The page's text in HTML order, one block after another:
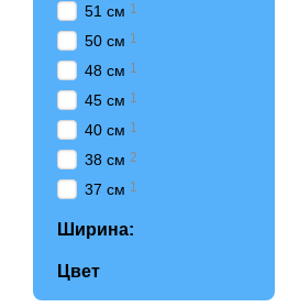
51 см 1
50 см 1
48 см 1
45 см 1
40 см 1
38 см 2
37 см 1
Ширина:
Цвет